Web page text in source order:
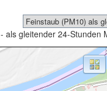
- als gleitender 24-Stunden